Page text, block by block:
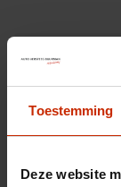
Toestemming
Deze website
Wat zit er
12